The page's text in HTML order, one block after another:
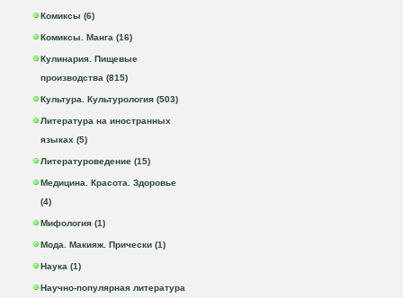
Комиксы (6)
Комиксы. Манга (16)
Кулинария. Пищевые
производства (815)
Культура. Культурология (503)
Литература на иностранных
языках (5)
Литературоведение (15)
Медицина. Красота. Здоровье
(4)
Мифология (1)
Мода. Макияж. Прически (1)
Наука (1)
Научно-популярная литература